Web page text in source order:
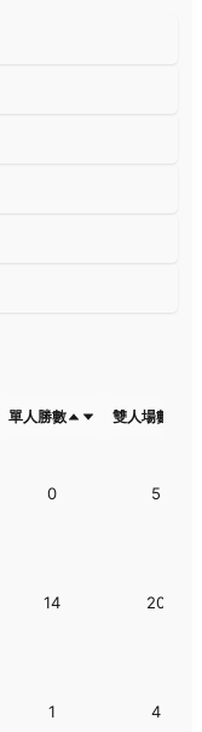
單人勝數 雙人場數
0 5
14 20
1 4